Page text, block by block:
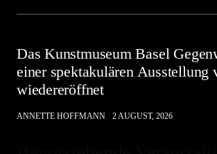
Das Kunstmuseum Basel
einer spektakulären Ausstellung
wiedereröffnet
ANNETTE HOFFMANN 2 AUGUST, 2026